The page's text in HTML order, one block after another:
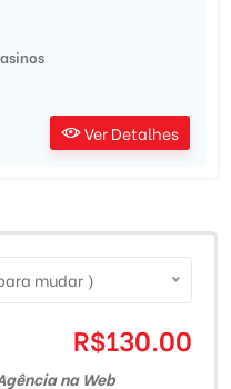
Ver Detalhes
mudar )
R$130.00
na Web